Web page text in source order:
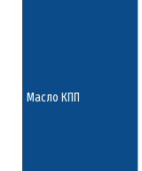
Масло КПП